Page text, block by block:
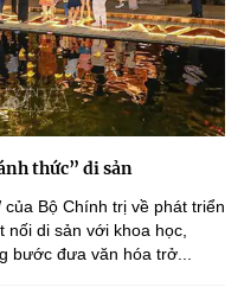
thức” di sản
Bộ Chính trị về phát triển
di sản với khoa học,
bước đưa văn hóa trở...